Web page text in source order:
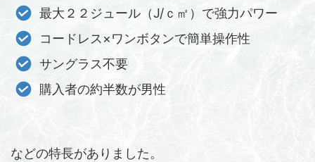
最大２２ジュール（J/ｃ㎡）で強力パワー
コードレス×ワンボタンで簡単操作性
サングラス不要
購入者の約半数が男性
などの特長がありました。